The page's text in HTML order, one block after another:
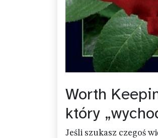
Worth
który
Jeśli szukasz czegoś